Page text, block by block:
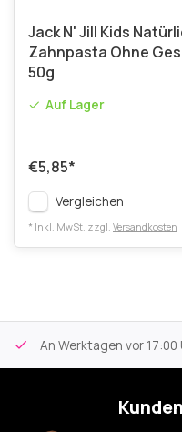
Jack N' Jill Kids
Zahnpasta Ohne
50g
Auf Lager
€5,85*
Vergleichen
* Inkl. MwSt. zzgl. Versandkosten
An Werktagen vor